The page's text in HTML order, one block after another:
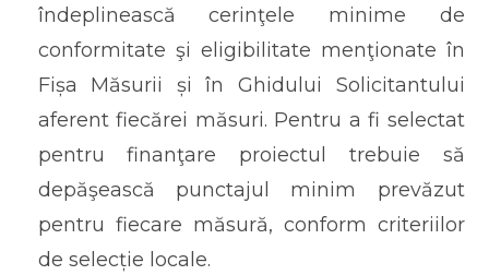
îndeplinească cerinţele minime de
conformitate şi eligibilitate menţionate în
Fișa Măsurii și în Ghidului Solicitantului
aferent fiecărei măsuri. Pentru a fi selectat
pentru finanţare proiectul trebuie să
depăşească punctajul minim prevăzut
pentru fiecare măsură, conform criteriilor
de selecție locale.